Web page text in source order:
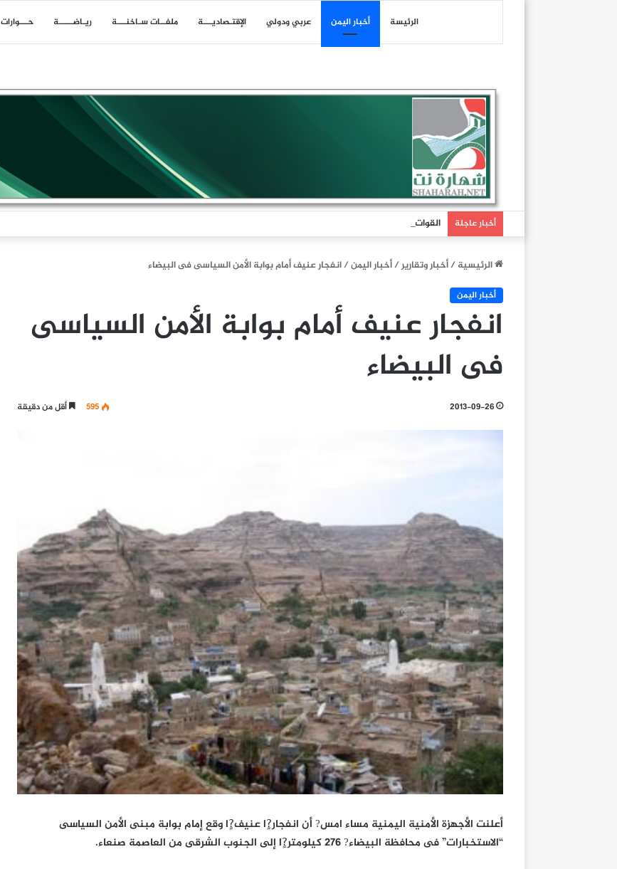
الرئيسة أخبار اليمن عربي ودولي اﻹقتـصاديـــة ملفــات سـاخنـــة ريـاضـــــة حـــوارات
أخبار عاجلة
الرئيسية/أخبار وتقارير/أخبار اليمن/انفجار عنيف أمام بوابة الأمن السياسى فى البيضاء
أخبار اليمن
انفجار عنيف أمام بوابة الأمن السياسى
فى البيضاء
2013-09-26
595 أقل من دقيقة
أعلنت الأجهزة الأمنية اليمنية مساء امس? أن انفجار?ٍا عنيف?ٍا وقع إمام بوابة مبنى الأمن السياسى
“الاستخبارات” فى محافظة البيضاء? 276 كيلومتر?ٍا إلى الجنوب الشرقى من العاصمة صنعاء.